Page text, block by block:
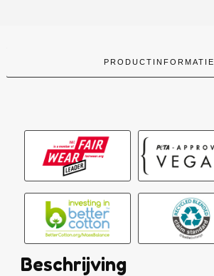
PRODUCTINFORMATIE
Beschrijving